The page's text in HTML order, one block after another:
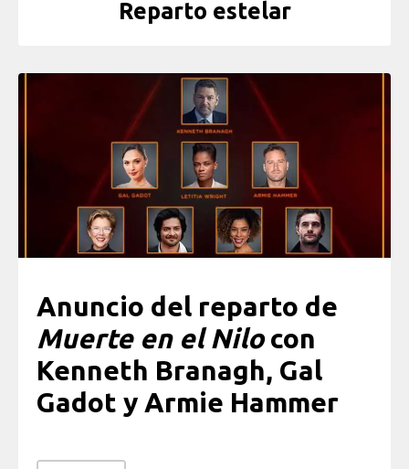
Reparto estelar
Anuncio del reparto de
Muerte en el Nilocon
Kenneth Branagh, Gal
Gadot y Armie Hammer